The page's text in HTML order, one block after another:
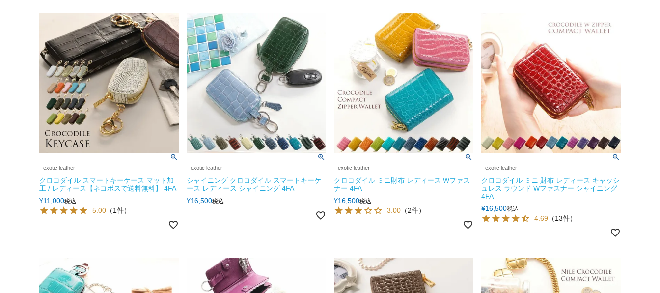
exotic leather
クロコダイル スマートキーケース マット加
工 / レディース【ネコポスで送料無料】 4FA
¥11,000税込
5.00 （1件）
exotic leather
シャイニング クロコダイル スマートキーケ
ース レディース シャイニング 4FA
¥16,500税込
exotic leather
クロコダイル ミニ財布 レディース Wファス
ナー 4FA
¥16,500税込
3.00 （2件）
exotic leather
クロコダイル ミニ 財布 レディース キャッシ
ュレス ラウンド Wファスナー シャイニング
4FA
¥16,500税込
4.69 （13件）